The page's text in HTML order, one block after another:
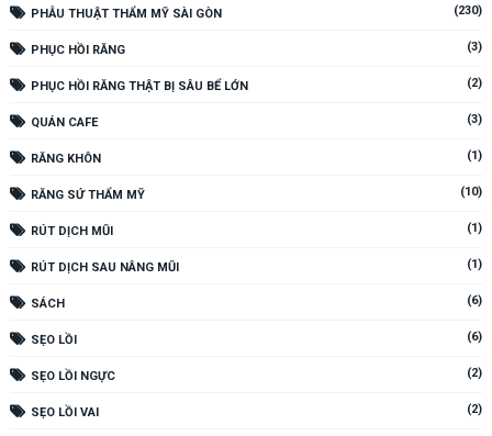
PHẪU THUẬT THẨM MỸ SÀI GÒN (230)
PHỤC HỒI RĂNG (3)
PHỤC HỒI RĂNG THẬT BỊ SÂU BỂ LỚN (2)
QUÁN CAFE (3)
RĂNG KHÔN (1)
RĂNG SỨ THẨM MỸ (10)
RÚT DỊCH MŨI (1)
RÚT DỊCH SAU NÂNG MŨI (1)
SÁCH (6)
SẸO LỒI (6)
SẸO LỒI NGỰC (2)
SẸO LỒI VAI (2)